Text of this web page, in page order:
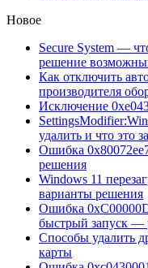
Новое
Secure System —
решение
Как отключить
производителя
Исключение
удалить и что это
Ошибка
решения
Windows 11
варианты решения
Ошибка
быстрый запуск —
Способы удалить
карты